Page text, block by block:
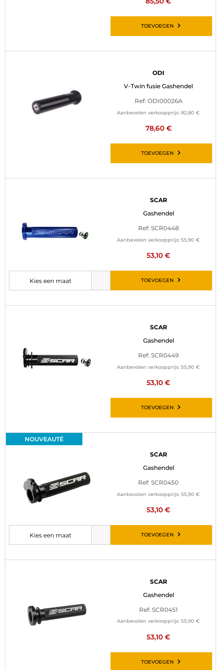
TOEVOEGEN
ODI
V-Twin fusie Gashendel
Ref: ODI00026A
Aanbevolen verkoopprijs: 82,80 €
78,60 €
TOEVOEGEN
SCAR
Gashendel
Ref: SCR0448
Aanbevolen verkoopprijs: 55,90 €
53,10 €
Selecteer de gewenste maat voordat u het artikel aan uw
Kies een maat TOEVOEGEN
SCAR
Gashendel
Ref: SCR0449
Aanbevolen verkoopprijs: 55,90 €
53,10 €
TOEVOEGEN
NOUVEAUTÉ
SCAR
Gashendel
Ref: SCR0450
Aanbevolen verkoopprijs: 55,90 €
53,10 €
Selecteer de gewenste maat voordat u het artikel aan uw
Kies een maat TOEVOEGEN
SCAR
Gashendel
Ref: SCR0451
Aanbevolen verkoopprijs: 55,90 €
53,10 €
TOEVOEGEN